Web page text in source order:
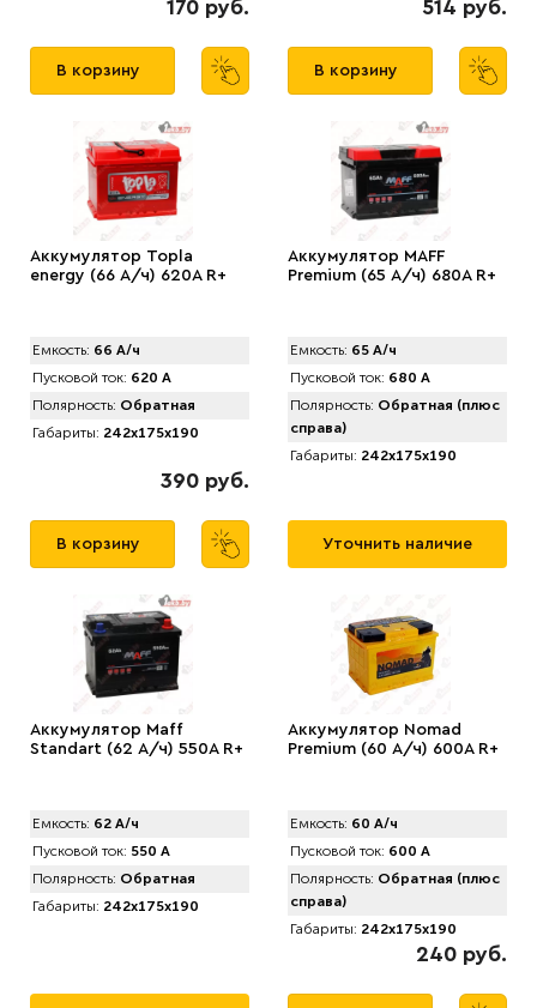
170 руб.
В корзину
514 руб.
В корзину
Аккумулятор Topla
energy (66 А/ч) 620А R+
Емкость: 66 А/ч
Пусковой ток: 620 А
Полярность: Обратная
Габариты: 242x175x190
390 руб.
В корзину
Аккумулятор MAFF
Premium (65 А/ч) 680А R+
Емкость: 65 А/ч
Пусковой ток: 680 А
Полярность: Обратная (плюс
справа)
Габариты: 242x175x190
Уточнить наличие
Аккумулятор Maff
Standart (62 А/ч) 550А R+
Емкость: 62 А/ч
Пусковой ток: 550 А
Полярность: Обратная
Габариты: 242x175x190
Аккумулятор Nomad
Premium (60 А/ч) 600A R+
Емкость: 60 А/ч
Пусковой ток: 600 А
Полярность: Обратная (плюс
справа)
Габариты: 242x175x190
240 руб.